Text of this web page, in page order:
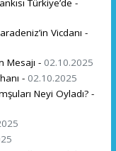
Türkiye’de -
Vicdanı -
Mesajı - 02.10.2025
- 02.10.2025
Neyi Oyladı? -